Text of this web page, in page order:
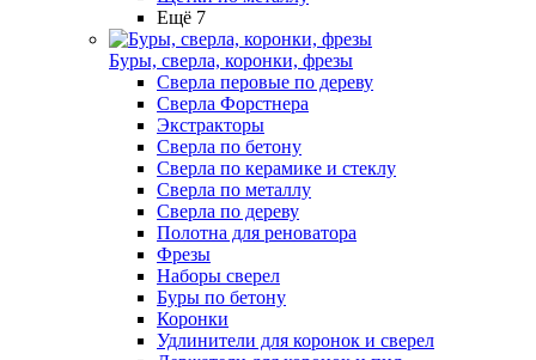
Ещё 7
Буры, сверла, коронки, фрезы
Сверла перовые по дереву
Сверла Форстнера
Экстракторы
Сверла по бетону
Сверла по керамике и стеклу
Сверла по металлу
Сверла по дереву
Полотна для реноватора
Фрезы
Наборы сверел
Буры по бетону
Коронки
Удлинители для коронок и сверел